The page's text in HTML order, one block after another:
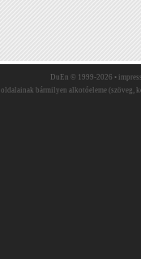
DuEn © 1999-2026 •
bármilyen alkotóeleme (szöveg,